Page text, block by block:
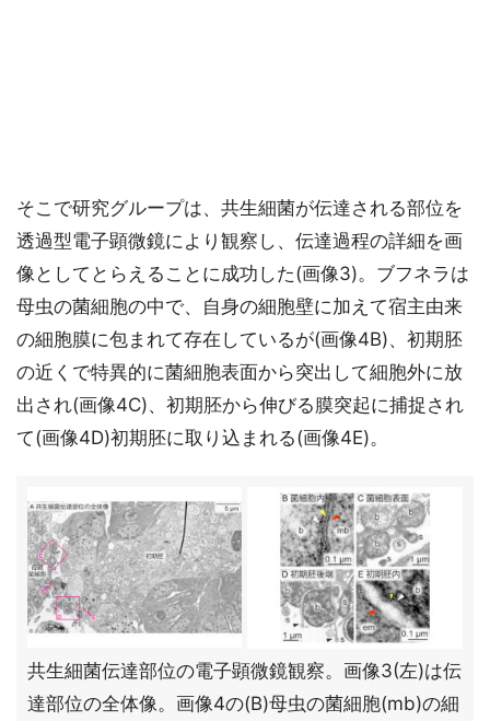
そこで研究グループは、共生細菌が伝達される部位を
透過型電子顕微鏡により観察し、伝達過程の詳細を画
像としてとらえることに成功した(画像3)。ブフネラは
母虫の菌細胞の中で、自身の細胞壁に加えて宿主由来
の細胞膜に包まれて存在しているが(画像4B)、初期胚
の近くで特異的に菌細胞表面から突出して細胞外に放
出され(画像4C)、初期胚から伸びる膜突起に捕捉され
て(画像4D)初期胚に取り込まれる(画像4E)。
共生細菌伝達部位の電子顕微鏡観察。画像3(左)は伝
達部位の全体像。画像4の(B)母虫の菌細胞(mb)の細